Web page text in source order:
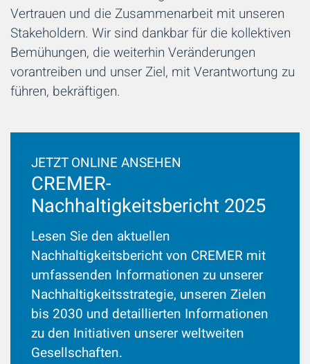
Vertrauen und die Zusammenarbeit mit unseren
Stakeholdern. Wir sind dankbar für die kollektiven
Bemühungen, die weiterhin Veränderungen
vorantreiben und unser Ziel, mit Verantwortung zu
führen, bekräftigen.
JETZT ONLINE ANSEHEN
CREMER-
Nachhaltigkeitsbericht 2025
Lesen Sie den aktuellen
Nachhaltigkeitsbericht von CREMER mit
umfassenden Informationen zu unserer
Nachhaltigkeitsstrategie, unseren Zielen
bis 2030 und detaillierten Informationen
zu den Initiativen unserer weltweiten
Gesellschaften.